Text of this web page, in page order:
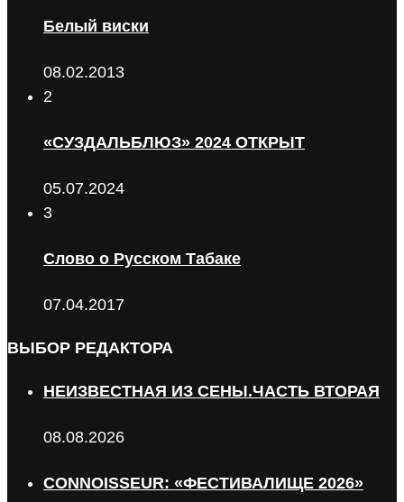
Белый виски
08.02.2013
2
«СУЗДАЛЬБЛЮЗ» 2024 ОТКРЫТ
05.07.2024
3
Слово о Русском Табаке
07.04.2017
ВЫБОР РЕДАКТОРА
НЕИЗВЕСТНАЯ ИЗ СЕНЫ.ЧАСТЬ ВТОРАЯ
08.08.2026
CONNOISSEUR: «ФЕСТИВАЛИЩЕ 2026»